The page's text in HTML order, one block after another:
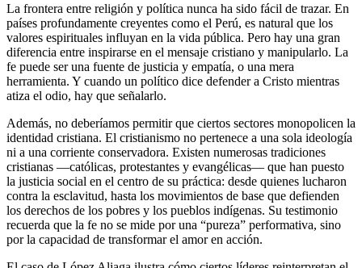
La frontera entre religión y política nunca ha sido fácil de trazar. En
países profundamente creyentes como el Perú, es natural que los
valores espirituales influyan en la vida pública. Pero hay una gran
diferencia entre inspirarse en el mensaje cristiano y manipularlo. La
fe puede ser una fuente de justicia y empatía, o una mera
herramienta. Y cuando un político dice defender a Cristo mientras
atiza el odio, hay que señalarlo.
Además, no deberíamos permitir que ciertos sectores monopolicen la
identidad cristiana. El cristianismo no pertenece a una sola ideología
ni a una corriente conservadora. Existen numerosas tradiciones
cristianas —católicas, protestantes y evangélicas— que han puesto
la justicia social en el centro de su práctica: desde quienes lucharon
contra la esclavitud, hasta los movimientos de base que defienden
los derechos de los pobres y los pueblos indígenas. Su testimonio
recuerda que la fe no se mide por una “pureza” performativa, sino
por la capacidad de transformar el amor en acción.